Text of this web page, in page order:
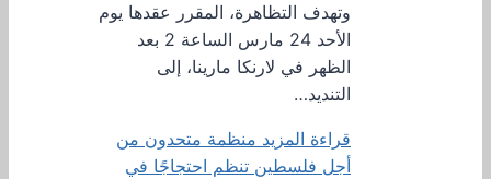
وتهدف التظاهرة، المقرر عقدها يوم
الأحد 24 مارس الساعة 2 بعد
الظهر في لارنكا مارينا، إلى
التنديد…
قراءة المزيد منظمة متحدون من
أجل فلسطين تنظم احتجاجًا في